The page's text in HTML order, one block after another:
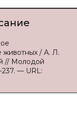
животных / А. Л.
// Молодой
— URL: